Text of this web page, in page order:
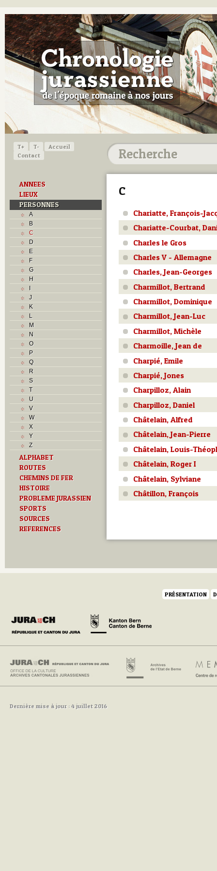
T+ T-
Accueil
Contact
ANNEES
LIEUX
PERSONNES
A
B
C
D
E
F
G
H
I
J
K
L
M
N
O
P
Q
R
S
T
U
V
W
X
Y
Z
ALPHABET
ROUTES
CHEMINS DE FER
HISTOIRE
PROBLEME JURASSIEN
SPORTS
SOURCES
REFERENCES
C
Chariatte, François-
Chariatte-Courbat,
Charles le Gros
Charles V - Allemagne
Charles, Jean-Georges
Charmillot, Bertrand
Charmillot, Dominique
Charmillot, Jean-Luc
Charmillot, Michèle
Charmoille, Jean de
Charpié, Emile
Charpié, Jones
Charpilloz, Alain
Charpilloz, Daniel
Châtelain, Alfred
Châtelain, Jean-Pierre
Châtelain, Louis-
Châtelain, Roger I
Châtelain, Sylviane
Châtillon, François
PRÉSENTATION
Dernière mise à jour : 4 juillet 2016